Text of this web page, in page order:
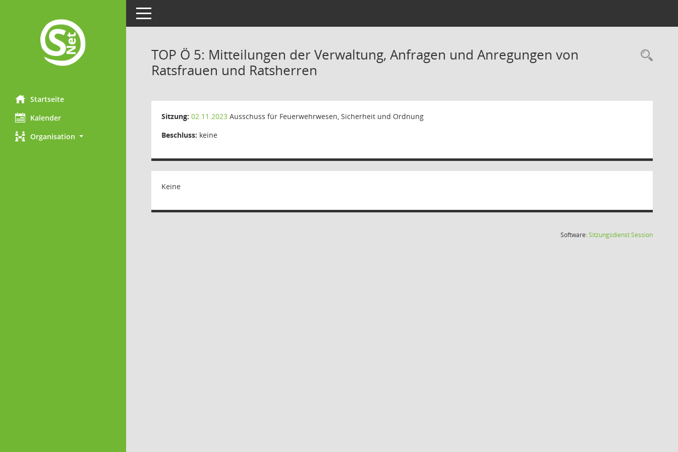
Startseite
Kalender
Organisation
Toggle navigation
TOP Ö 5: Mitteilungen der Verwaltung, Anfragen und Anregungen von
Ratsfrauen und Ratsherren
Sitzung: 02.11.2023 Ausschuss für Feuerwehrwesen, Sicherheit und Ordnung
Beschluss: keine
Keine
Software:SitzungsdienstSession(Wird in